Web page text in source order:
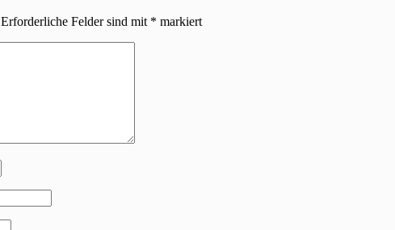
Erforderliche Felder sind mit * markiert